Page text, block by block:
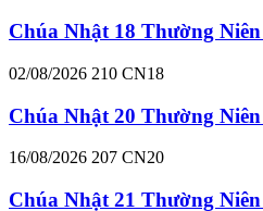
Chúa Nhật 18 Thường
02/08/2026 210 CN18
Chúa Nhật 20 Thường
16/08/2026 207 CN20
Chúa Nhật 21 Thường